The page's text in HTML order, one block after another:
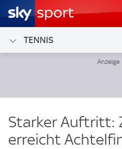
TENNIS
Starker Auftritt:
erreicht